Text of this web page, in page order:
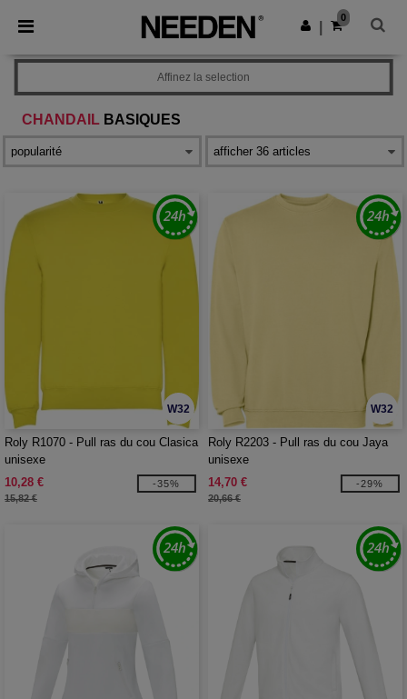
× Appli Needen
Meilleurs prix sur l’app !
Obtenir l'appli
0
CHANDAIL BASIQUES
Affinez la selection
W32
Roly R1070 - Pull ras du cou Clasica
unisexe
10,28 €
15,82 €
-35%
W32
Roly R2203 - Pull ras du cou Jaya
unisexe
14,70 €
20,66 €
-29%